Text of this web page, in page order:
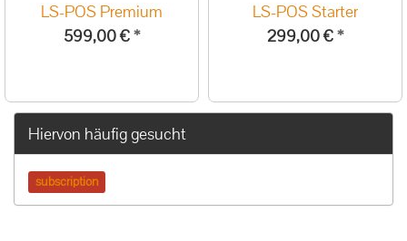
LS-POS Premium
599,00 €*
LS-POS Starter
299,00 €*
Hiervon häufig gesucht
subscription